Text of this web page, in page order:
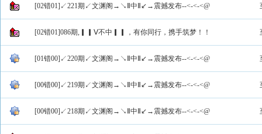
[02错01]↙221期↙文渊阁→↘Ⅱ中Ⅱ↙→震撼发布--<-<-<@
[02错01]086期,▎▎Ⅴ不中▎▎，有你同行，携手筑梦！！
[01错00]↙220期↙文渊阁→↘Ⅱ中Ⅱ↙→震撼发布--<-<-<@
[00错00]↙219期↙文渊阁→↘Ⅱ中Ⅱ↙→震撼发布--<-<-<@
[00错00]↙218期↙文渊阁→↘Ⅱ中Ⅱ↙→震撼发布--<-<-<@